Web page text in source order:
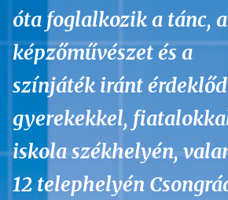
óta foglalkozik a tánc, a
képzőművészet és a
színjáték iránt
gyerekekkel,
iskola székhelyén,
12 telephelyén